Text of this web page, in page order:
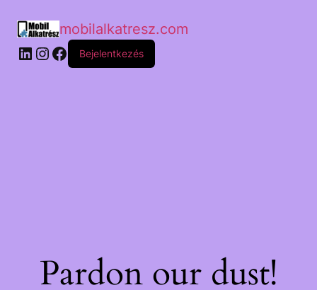
mobilalkatresz.com
Bejelentkezés
Pardon our dust!